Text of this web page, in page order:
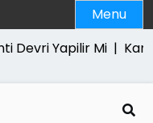
Menu
Yapilir Mi |Kanun